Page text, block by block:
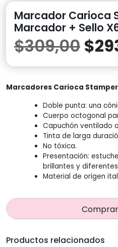
Marcador Carioca
Marcador + Sello
$309,00 El
era:
$
Marcadores Carioca
Doble punta: una
Cuerpo octogonal
Capuchón ventilado
Tinta de larga
No tóxica.
Presentación:
brillantes y
Material de origen
Productos relacionados